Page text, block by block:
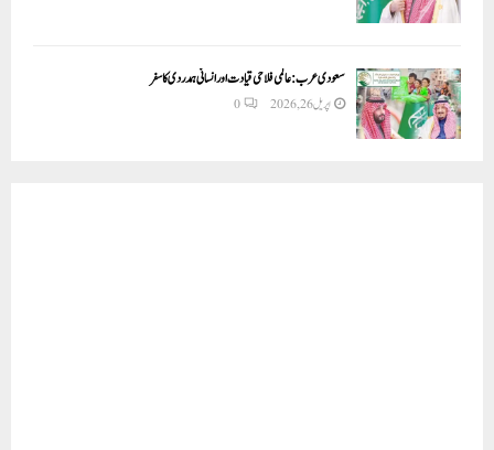
سعودی عرب: عالمی فلاحی قیادت اور انسانی ہمدردی کا سفر
اپریل 26, 2026 0